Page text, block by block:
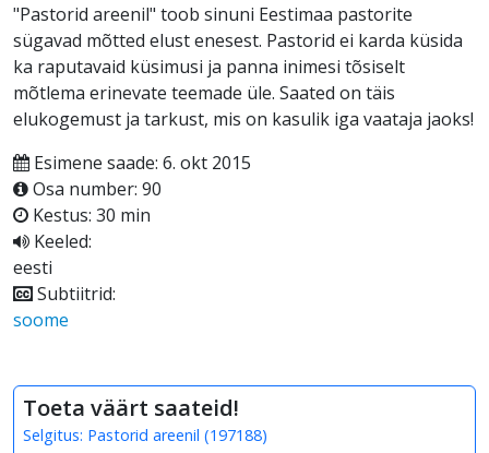
"Pastorid areenil" toob sinuni Eestimaa pastorite
sügavad mõtted elust enesest. Pastorid ei karda küsida
ka raputavaid küsimusi ja panna inimesi tõsiselt
mõtlema erinevate teemade üle. Saated on täis
elukogemust ja tarkust, mis on kasulik iga vaataja jaoks!
Esimene saade: 6. okt 2015
Osa number: 90
Kestus: 30 min
Keeled:
eesti
Subtiitrid:
soome
Toeta väärt saateid!
Selgitus: Pastorid areenil (197188)